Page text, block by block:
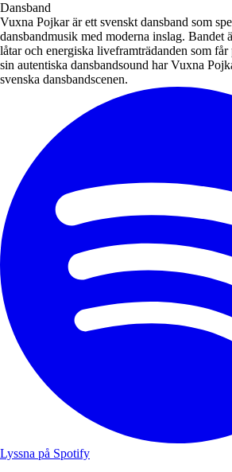
Dansband
Vuxna Pojkar är ett svenskt dansband som
dansbandmusik med moderna inslag. Bandet
låtar och energiska liveframträdanden som
sin autentiska dansbandsound har Vuxna
svenska dansbandscenen.
Lyssna på Spotify